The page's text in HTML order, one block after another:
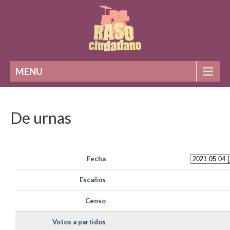
MENU
De urnas
Fecha
Escaños
Censo
Votos a partidos